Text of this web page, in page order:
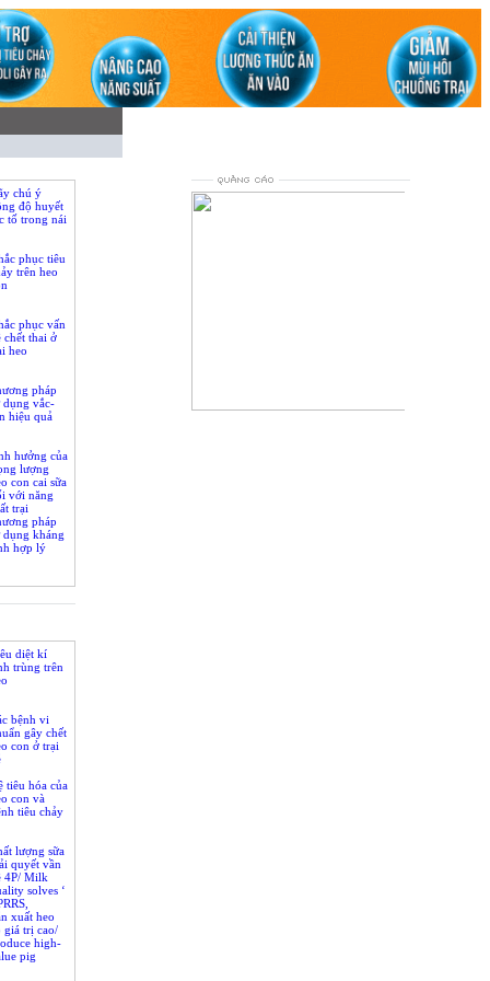
chú ý
độ huyết
tố trong nái
phục tiêu
trên heo
phục vấn
chết thai ở
heo
pháp
dụng vắc-
hiệu quả
hưởng của
lượng
con cai sữa
với năng
trại
pháp
dụng kháng
hợp lý
diệt kí
trùng trên
bệnh vi
gây chết
con ở trại
tiêu hóa của
con và
tiêu chảy
lượng sữa
quyết vần
4P/ Milk
solves ‘
and PED)
xuất heo
giá trị cao/
high-
pig